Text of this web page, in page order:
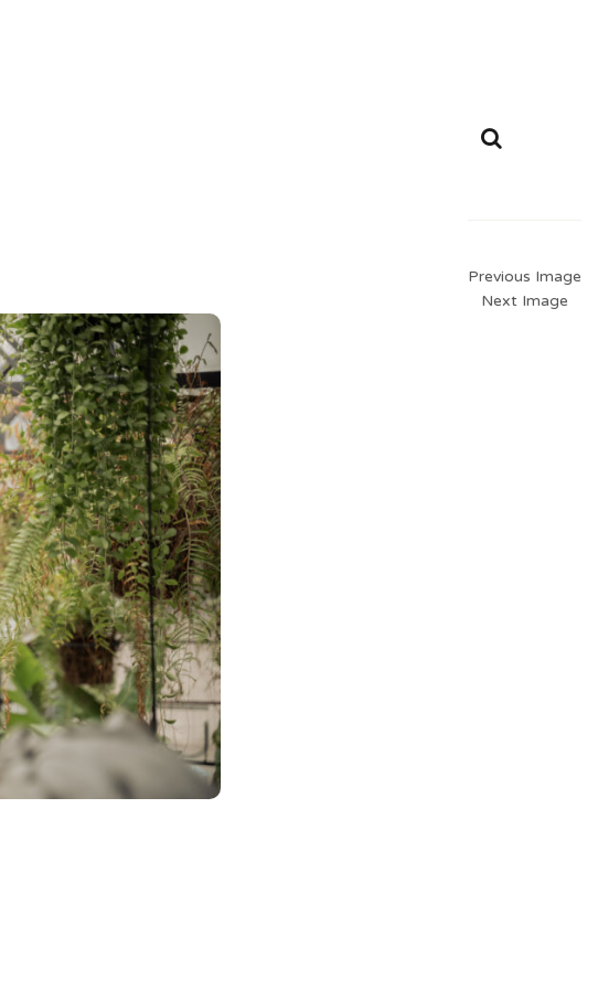
Previous Image
Next Image